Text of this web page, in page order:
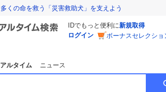
くの命を救う「災害救助犬」を支えよう
IDでもっと便利に新規取得
ログイン
ボーナスセレクシ
アルタイム ニュース